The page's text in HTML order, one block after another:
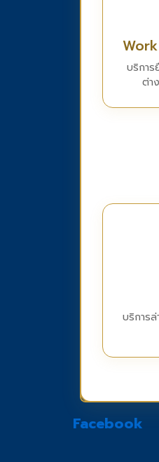
บริการ
ต่า
บริการ
Facebook